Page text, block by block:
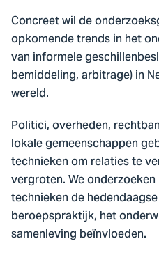
Concreet wil de
opkomende trends in het
van informele
bemiddeling, arbitrage) in
wereld.
Politici, overheden,
lokale gemeenschappen
technieken om relaties te
vergroten. We
technieken de
beroepspraktijk, het
samenleving beïnvloeden.